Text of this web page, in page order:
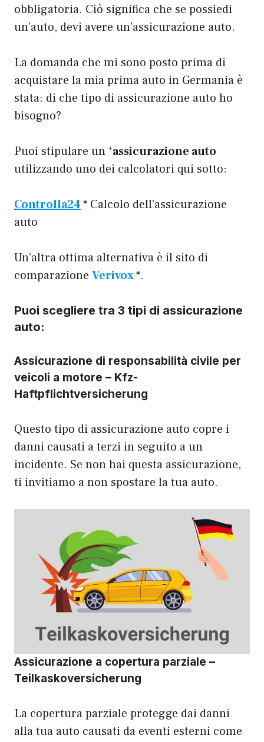
obbligatoria. Ciò significa che se possiedi
un’auto, devi avere un’assicurazione auto.
La domanda che mi sono posto prima di
acquistare la mia prima auto in Germania è
stata: di che tipo di assicurazione auto ho
bisogno?
Puoi stipulare un ‘assicurazione auto
utilizzando uno dei calcolatori qui sotto:
Controlla24* Calcolo dell’assicurazione
auto
Un’altra ottima alternativa è il sito di
comparazione Verivox*.
Puoi scegliere tra 3 tipi di assicurazione
auto:
Assicurazione di responsabilità civile per
veicoli a motore – Kfz-
Haftpflichtversicherung
Questo tipo di assicurazione auto copre i
danni causati a terzi in seguito a un
incidente. Se non hai questa assicurazione,
ti invitiamo a non spostare la tua auto.
Assicurazione a copertura parziale –
Teilkaskoversicherung
La copertura parziale protegge dai danni
alla tua auto causati da eventi esterni come